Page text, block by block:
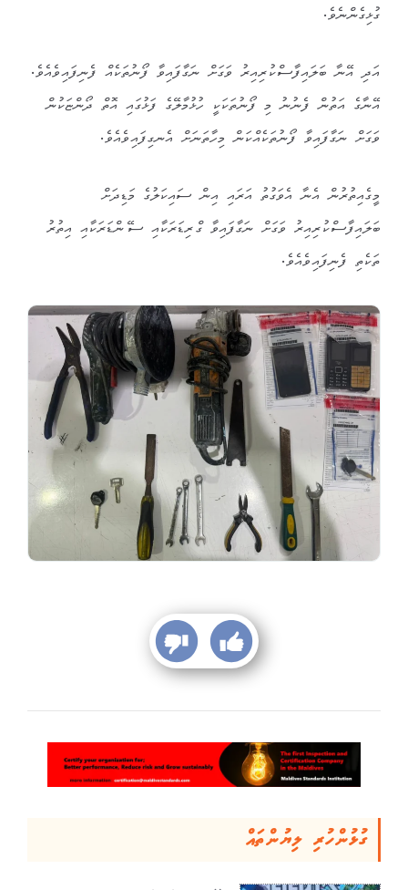
ގުޅިގެންނެވެ.
އަދި އޭނާ ބަލައިފާސްކުރިއިރު ވަގަށް ނަގާފައިވާ ފޯނުތަކެއް ފެނިފައިވެއެވެ.
އޭނާގެ އަތުން ފެނުނު މި ފޯނުތަކަކީ ހުޅުމާލޭގެ ފަޅުގައި އޮތް ދޯންޏަކުން
ވަގަށް ނަގާފައިވާ ފޯނުތަކެއްކަން މިހާތަނަށް އެނގިފައިވެއެވެ.
މީގެއިތުރުން އެނާ އެވަގުތު އަރައި އިން ސައިކަލުގެ މަޑިދަށް
ބަލައިފާސްކުރިއިރު ވަގަށް ނަގާފައިވާ ގްރިޑަރަކާއި ސޭންޑަރަކާއި އިތުރު
ތަކެތި ފެނިފައިވެއެވެ.
ގުޅުންހުރި ލިޔުންތައް